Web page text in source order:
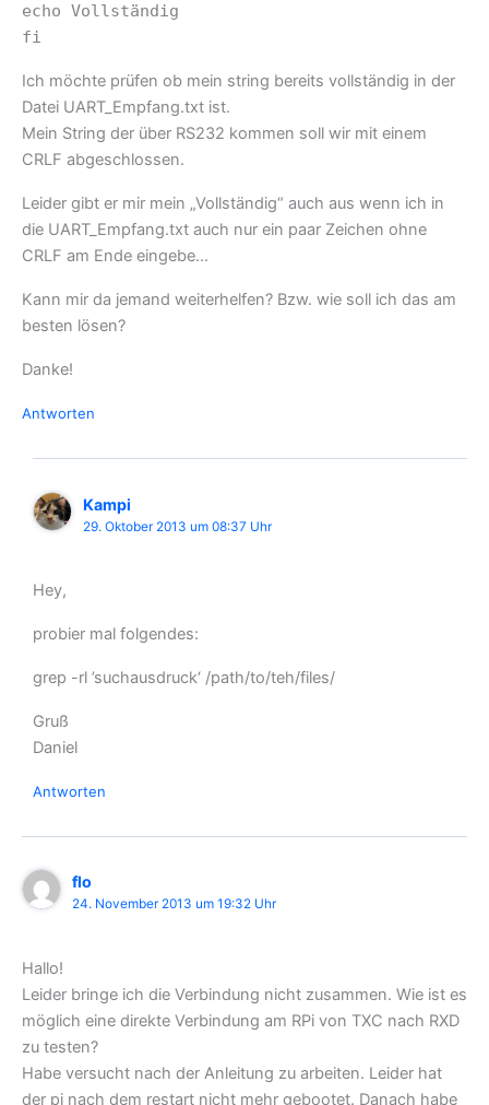
echo Vollständig
fi
Ich möchte prüfen ob mein string bereits vollständig in der
Datei UART_Empfang.txt ist.
Mein String der über RS232 kommen soll wir mit einem
CRLF abgeschlossen.
Leider gibt er mir mein „Vollständig“ auch aus wenn ich in
die UART_Empfang.txt auch nur ein paar Zeichen ohne
CRLF am Ende eingebe…
Kann mir da jemand weiterhelfen? Bzw. wie soll ich das am
besten lösen?
Danke!
Antworten
Kampi
29. Oktober 2013 um 08:37 Uhr
Hey,
probier mal folgendes:
grep -rl ’suchausdruck‘ /path/to/teh/files/
Gruß
Daniel
Antworten
flo
24. November 2013 um 19:32 Uhr
Hallo!
Leider bringe ich die Verbindung nicht zusammen. Wie ist es
möglich eine direkte Verbindung am RPi von TXC nach RXD
zu testen?
Habe versucht nach der Anleitung zu arbeiten. Leider hat
der pi nach dem restart nicht mehr gebootet. Danach habe